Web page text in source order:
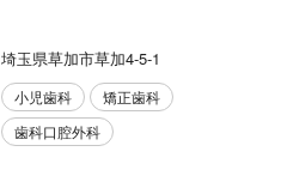
埼玉県草加市草加4-5-1
小児歯科
矯正歯科
歯科口腔外科